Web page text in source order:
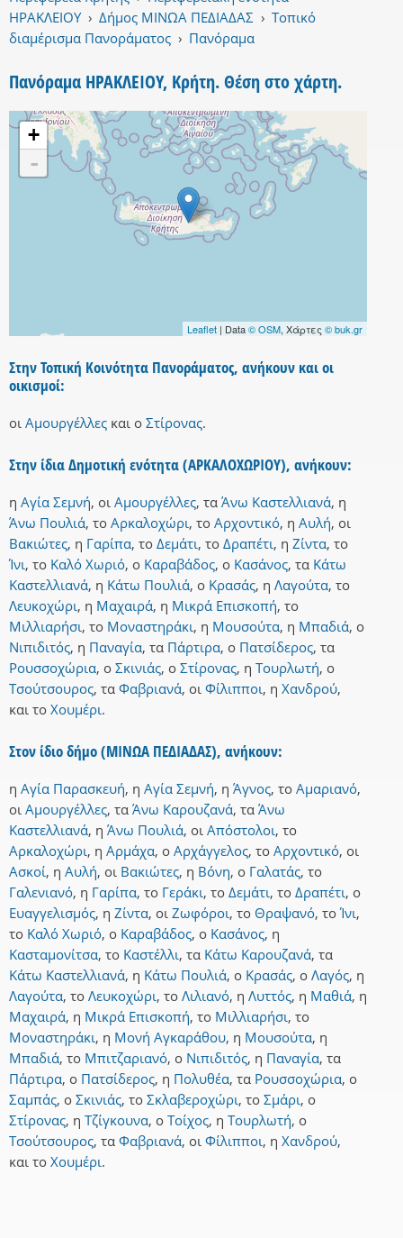
ΗΡΑΚΛΕΙΟΥ › Δήμος ΜΙΝΩΑ ΠΕΔΙΑΔΑΣ › Τοπικό
διαμέρισμα Πανοράματος › Πανόραμα
Πανόραμα ΗΡΑΚΛΕΙΟΥ, Κρήτη. Θέση στο χάρτη.
+
-
Leaflet | Data© OSM, Χάρτες © buk.gr
Στην Τοπική Κοινότητα Πανοράματος, ανήκουν και οι
οικισμοί:
οι Αμουργέλλες και ο Στίρονας.
Στην ίδια Δημοτική ενότητα (ΑΡΚΑΛΟΧΩΡΙΟΥ), ανήκουν:
η Αγία Σεμνή, οι Αμουργέλλες, τα Άνω Καστελλιανά, η
Άνω Πουλιά, το Αρκαλοχώρι, το Αρχοντικό, η Αυλή, οι
Βακιώτες, η Γαρίπα, το Δεμάτι, το Δραπέτι, η Ζίντα, το
Ίνι, το Καλό Χωριό, ο Καραβάδος, ο Κασάνος, τα Κάτω
Καστελλιανά, η Κάτω Πουλιά, ο Κρασάς, η Λαγούτα, το
Λευκοχώρι, η Μαχαιρά, η Μικρά Επισκοπή, το
Μιλλιαρήσι, το Μοναστηράκι, η Μουσούτα, η Μπαδιά, ο
Νιπιδιτός, η Παναγία, τα Πάρτιρα, ο Πατσίδερος, τα
Ρουσσοχώρια, ο Σκινιάς, ο Στίρονας, η Τουρλωτή, ο
Τσούτσουρος, τα Φαβριανά, οι Φίλιπποι, η Χανδρού,
και το Χουμέρι.
Στον ίδιο δήμο (ΜΙΝΩΑ ΠΕΔΙΑΔΑΣ), ανήκουν:
η Αγία Παρασκευή, η Αγία Σεμνή, η Άγνος, το Αμαριανό,
οι Αμουργέλλες, τα Άνω Καρουζανά, τα Άνω
Καστελλιανά, η Άνω Πουλιά, οι Απόστολοι, το
Αρκαλοχώρι, η Αρμάχα, ο Αρχάγγελος, το Αρχοντικό, οι
Ασκοί, η Αυλή, οι Βακιώτες, η Βόνη, ο Γαλατάς, το
Γαλενιανό, η Γαρίπα, το Γεράκι, το Δεμάτι, το Δραπέτι, ο
Ευαγγελισμός, η Ζίντα, οι Ζωφόροι, το Θραψανό, το Ίνι,
το Καλό Χωριό, ο Καραβάδος, ο Κασάνος, η
Κασταμονίτσα, το Καστέλλι, τα Κάτω Καρουζανά, τα
Κάτω Καστελλιανά, η Κάτω Πουλιά, ο Κρασάς, ο Λαγός, η
Λαγούτα, το Λευκοχώρι, το Λιλιανό, η Λυττός, η Μαθιά, η
Μαχαιρά, η Μικρά Επισκοπή, το Μιλλιαρήσι, το
Μοναστηράκι, η Μονή Αγκαράθου, η Μουσούτα, η
Μπαδιά, το Μπιτζαριανό, ο Νιπιδιτός, η Παναγία, τα
Πάρτιρα, ο Πατσίδερος, η Πολυθέα, τα Ρουσσοχώρια, ο
Σαμπάς, ο Σκινιάς, το Σκλαβεροχώρι, το Σμάρι, ο
Στίρονας, η Τζίγκουνα, ο Τοίχος, η Τουρλωτή, ο
Τσούτσουρος, τα Φαβριανά, οι Φίλιπποι, η Χανδρού,
και το Χουμέρι.